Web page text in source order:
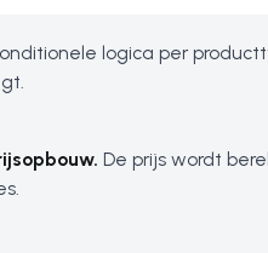
logica per
De prijs wordt